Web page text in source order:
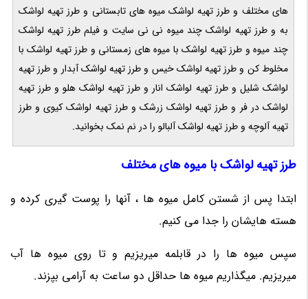
های مختلف و طرز تهیه لواشک میوه های تابستانی و طرز تهیه لواشک
به و طرز تهیه لواشک چند میوه نی نی سایت و فیلم طرز تهیه لواشک
چند میوه و طرز تهیه لواشک با میوه های زمستانی و طرز تهیه لواشک با
مخلوط کن و طرز تهیه لواشک خیس و طرز تهیه لواشک آبدار و طرز تهیه
لواشک شلیل و طرز تهیه لواشک انار و طرز تهیه لواشک هلو و طرز تهیه
لواشک در فر و طرز تهیه لواشک زرشک و طرز تهیه لواشک کیوی و طرز
تهیه آلوچه و طرز تهیه لواشک آلبالو را در نم نمک بخوانید.
طرز تهیه لواشک با میوه های مختلف
ابتدا پس از شستن کامل میوه ها ، آنها را پوست گیری کرده و
هسته هایشان را جدا می کنیم.
سپس میوه ها را در قابلمه میریزیم و تا روی میوه ها آب
میریزیم. میگذاریم میوه ها حداقل دو ساعت به آرامی بپزند.